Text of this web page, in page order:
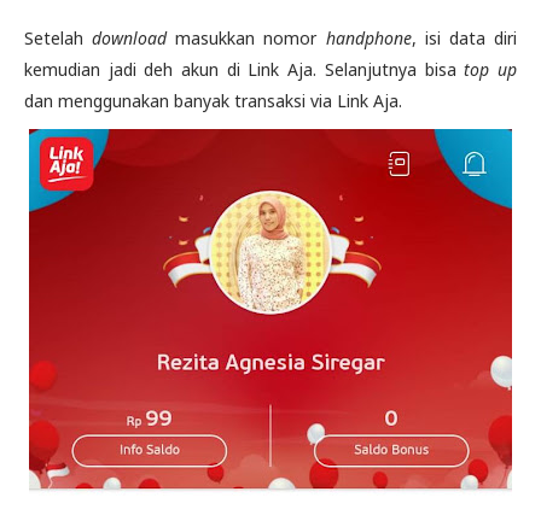
Setelahdownloadmasukkan nomor handphone, isi data diri
kemudian jadi deh akun di Link Aja. Selanjutnya bisatop up
dan menggunakan banyak transaksi via Link Aja.